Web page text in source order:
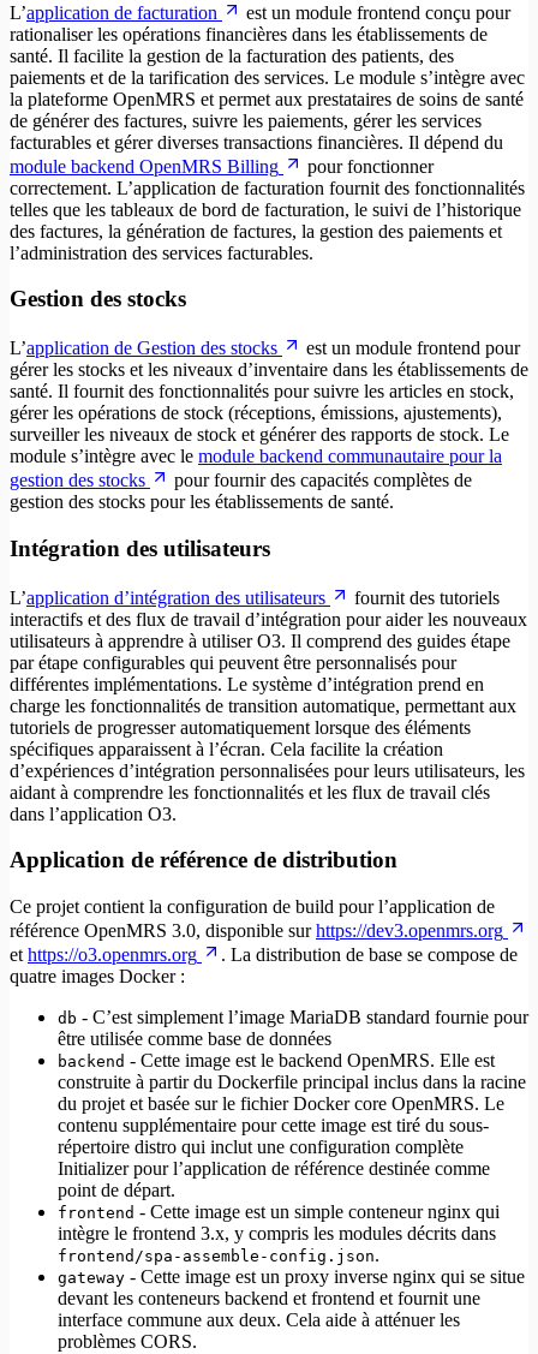
L’application de facturation
est un module frontend conçu pour
rationaliser les opérations financières dans les établissements de
santé. Il facilite la gestion de la facturation des patients, des
paiements et de la tarification des services. Le module s’intègre avec
la plateforme OpenMRS et permet aux prestataires de soins de santé
de générer des factures, suivre les paiements, gérer les services
facturables et gérer diverses transactions financières. Il dépend du
module backend OpenMRS Billing
pour fonctionner
correctement. L’application de facturation fournit des fonctionnalités
telles que les tableaux de bord de facturation, le suivi de l’historique
des factures, la génération de factures, la gestion des paiements et
l’administration des services facturables.
Gestion des stocks
L’application de Gestion des stocks
est un module frontend pour
gérer les stocks et les niveaux d’inventaire dans les établissements de
santé. Il fournit des fonctionnalités pour suivre les articles en stock,
gérer les opérations de stock (réceptions, émissions, ajustements),
surveiller les niveaux de stock et générer des rapports de stock. Le
module s’intègre avec le module backend communautaire pour la
gestion des stocks
pour fournir des capacités complètes de
gestion des stocks pour les établissements de santé.
Intégration des utilisateurs
L’application d’intégration des utilisateurs
fournit des tutoriels
interactifs et des flux de travail d’intégration pour aider les nouveaux
utilisateurs à apprendre à utiliser O3. Il comprend des guides étape
par étape configurables qui peuvent être personnalisés pour
différentes implémentations. Le système d’intégration prend en
charge les fonctionnalités de transition automatique, permettant aux
tutoriels de progresser automatiquement lorsque des éléments
spécifiques apparaissent à l’écran. Cela facilite la création
d’expériences d’intégration personnalisées pour leurs utilisateurs, les
aidant à comprendre les fonctionnalités et les flux de travail clés
dans l’application O3.
Application de référence de distribution
Ce projet contient la configuration de build pour l’application de
référence OpenMRS 3.0, disponible surhttps://dev3.openmrs.org
et https://o3.openmrs.org
. La distribution de base se compose de
quatre images Docker :
db - C’est simplement l’image MariaDB standard fournie pour
être utilisée comme base de données
backend - Cette image est le backend OpenMRS. Elle est
construite à partir du Dockerfile principal inclus dans la racine
du projet et basée sur le fichier Docker core OpenMRS. Le
contenu supplémentaire pour cette image est tiré du sous-
répertoire distro qui inclut une configuration complète
Initializer pour l’application de référence destinée comme
point de départ.
frontend - Cette image est un simple conteneur nginx qui
intègre le frontend 3.x, y compris les modules décrits dans
frontend/spa-assemble-config.json.
gateway - Cette image est un proxy inverse nginx qui se situe
devant les conteneurs backend et frontend et fournit une
interface commune aux deux. Cela aide à atténuer les
problèmes CORS.